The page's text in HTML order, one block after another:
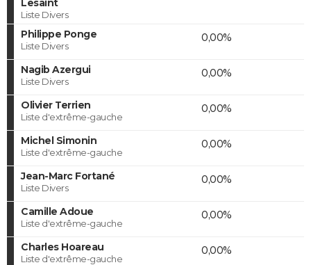
Lesaint
Liste Divers
Philippe Ponge
Liste Divers
0,00%
Nagib Azergui
Liste Divers
0,00%
Olivier Terrien
Liste d'extrême-gauche
0,00%
Michel Simonin
Liste d'extrême-gauche
0,00%
Jean-Marc Fortané
Liste Divers
0,00%
Camille Adoue
Liste d'extrême-gauche
0,00%
Charles Hoareau
Liste d'extrême-gauche
0,00%